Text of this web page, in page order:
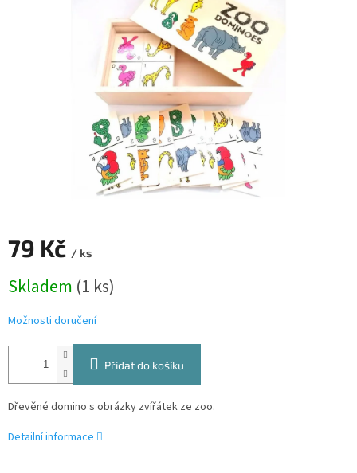
79 Kč / ks
cena:
Skladem (1 ks)
Možnosti doručení
Přidat do košíku
Dřevěné domino s obrázky zvířátek ze zoo.
Detailní informace